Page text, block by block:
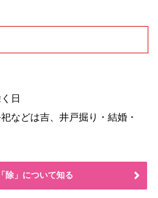
日
などは吉、井戸掘り・結婚・
除」について知る